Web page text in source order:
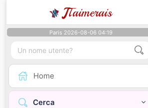
JTaimerais
Paris 2026-08-06 04:19
Home
Cerca